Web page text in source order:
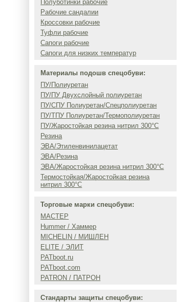
Полуботинки рабочие
Рабочие сандалии
Кроссовки рабочие
Туфли рабочие
Сапоги рабочие
Сапоги для низких температур
Материалы подошв спецобуви:
ПУ/Полиуретан
ПУ/ПУ Двухслойный полиуретан
ПУ/СПУ Полиуретан/Спецполиуретан
ПУ/ТПУ Полиуретан/Термополиуретан
ПУ/Жаростойкая резина нитрил 300°C
Резина
ЭВА/Этиленвинилацетат
ЭВА/Резина
ЭВА/Жаростойкая резина нитрил 300°C
Термостойкая/Жаростойкая резина
нитрил 300°C
Торговые марки спецобуви:
МАСТЕР
Hummer / Хаммер
MICHELIN / МИШЛЕН
ELITE / ЭЛИТ
PATboot.ru
PATboot.com
PATRON / ПАТРОН
Стандарты защиты спецобуви: